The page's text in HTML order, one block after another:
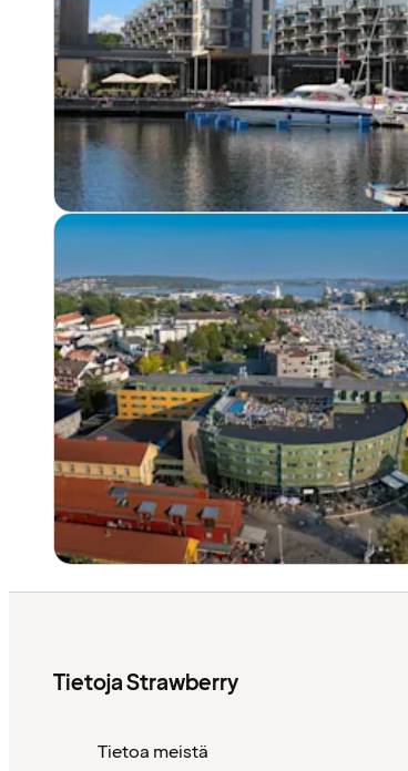
Tietoja Strawberry
Tietoa meistä